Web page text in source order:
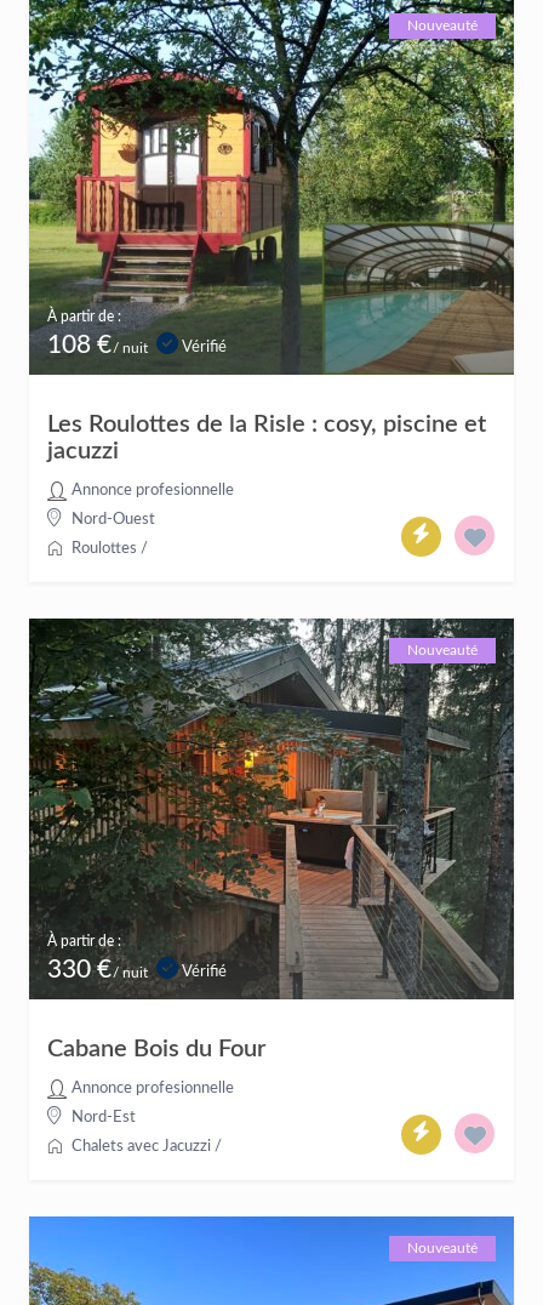
À partir de :
108 €/ nuit
Nouveauté
Vérifié
Les Roulottes de la Risle : cosy, piscine et
jacuzzi
Annonce profesionnelle
Nord-Ouest
Roulottes /
À partir de :
330 €/ nuit
Nouveauté
Vérifié
Cabane Bois du Four
Annonce profesionnelle
Nord-Est
Chalets avec Jacuzzi /
Nouveauté